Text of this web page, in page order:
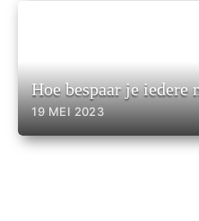
Hoe bespaar je iedere
19 MEI 2023